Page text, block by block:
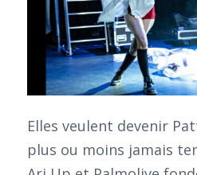
Elles veulent devenir
plus ou moins jamais